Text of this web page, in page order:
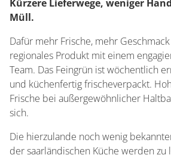
Kürzere Lieferwege, weniger
Müll.
Dafür mehr Frische, mehr
regionales Produkt mit einem
Team. Das Feingrün ist wöchentlich
und küchenfertig frischeverpackt.
Frische bei außergewöhnlicher
sich.
Die hierzulande noch wenig
der saarländischen Küche werden zu